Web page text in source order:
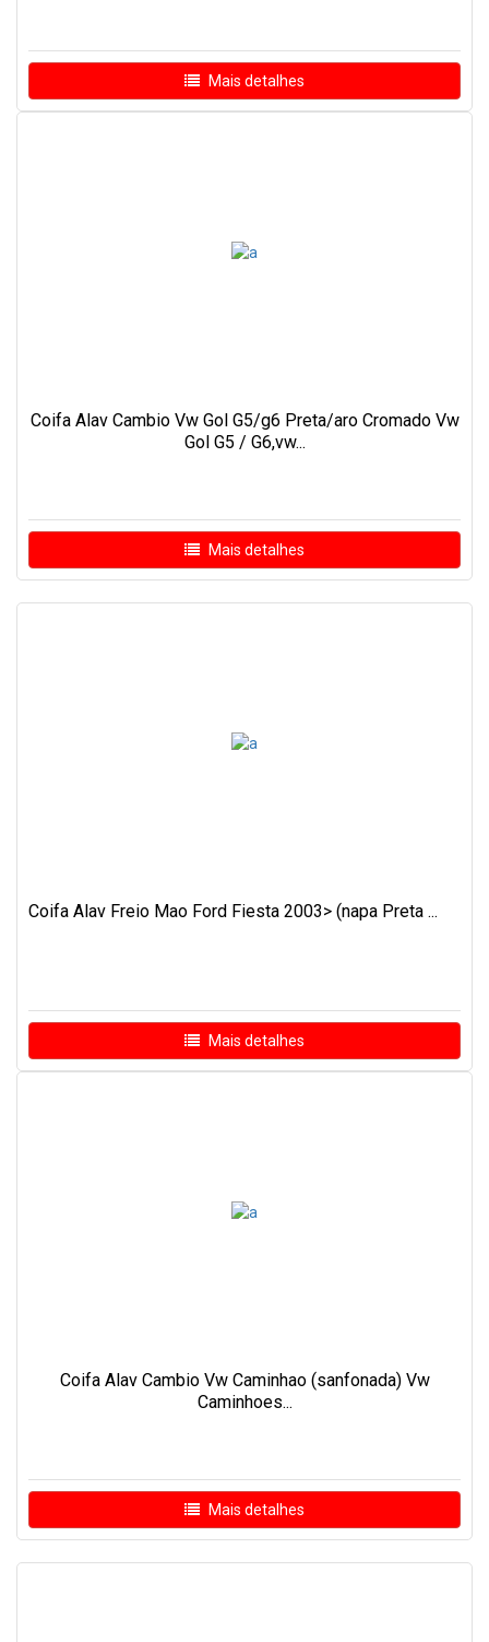
Mais detalhes
Coifa Alav Cambio Vw Gol G5/g6 Preta/aro Cromado Vw
Gol G5 / G6,vw...
Mais detalhes
Coifa Alav Freio Mao Ford Fiesta 2003> (napa Preta ...
Mais detalhes
Coifa Alav Cambio Vw Caminhao (sanfonada) Vw
Caminhoes...
Mais detalhes